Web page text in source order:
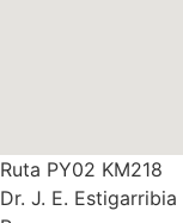
Ruta PY02 KM218
Dr. J. E. Estigarribia